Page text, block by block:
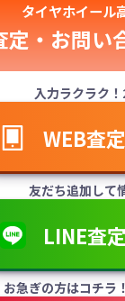
タイヤホイール
定・お問い
入力ラクラク！
WEB査
友だち追加して
LINE査
お急ぎの方はコチラ